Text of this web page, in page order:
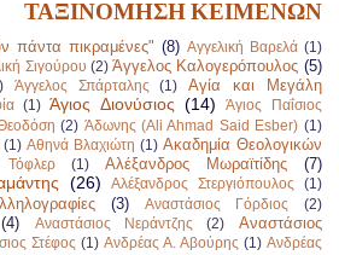
ΤΑΞΙΝΟΜΗΣΗ ΚΕΙΜΕΝΩΝ
πάντα πικραμένες" (8) Αγγελική Βαρελά (1)
Σιγούρου (2) Άγγελος Καλογερόπουλος (5)
Άγγελος Σπάρταλης (1)
Αγία και Μεγάλη
(1) Άγιος Διονύσιος (14)
Άγιος Παΐσιος
(2) Άδωνης (Ali Ahmad Said Esber) (1)
(1) Αθηνά Βλαχιώτη (1) Ακαδημία Θεολογικών
Τόφλερ (1) Αλέξανδρος Μωραϊτίδης (7)
(26) Αλέξανδρος Στεργιόπουλος
(1)
(3) Αναστάσιος Γόρδιος (2)
(4) Αναστάσιος Νεράντζης (2)
Αναστάσιος
Στέφος (1) Ανδρέας Α. Αβούρης (1) Ανδρέας